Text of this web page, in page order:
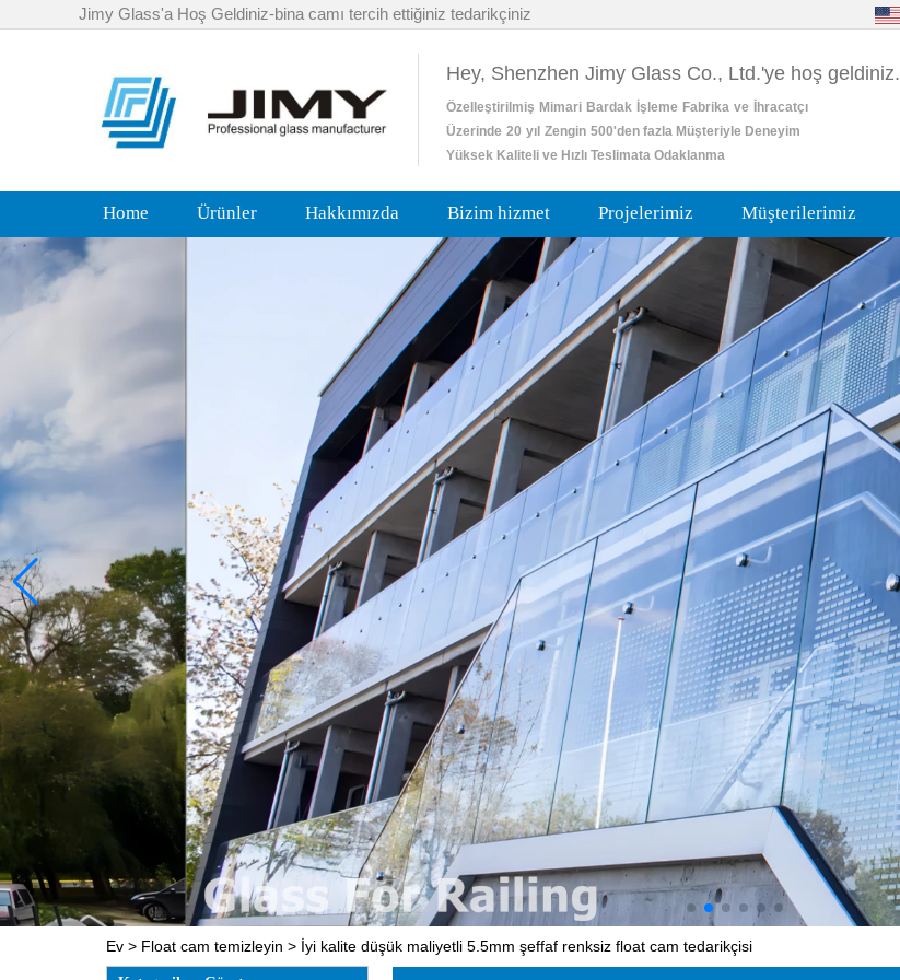
Jimy Glass'a Hoş Geldiniz-bina camı tercih ettiğiniz tedarikçiniz
Hey, Shenzhen Jimy Glass Co., Ltd.'ye hoş geldiniz.
Özelleştirilmiş Mimari Bardak İşleme Fabrika ve
İhracatçı
Üzerinde 20 yıl Zengin 500'den fazla Müşteriyle Deneyim
Yüksek Kaliteli ve Hızlı Teslimata Odaklanma
Home Ürünler Hakkımızda Bizim hizmet Projelerimiz Müşterilerimiz
Ev > Float cam temizleyin > İyi kalite düşük maliyetli 5.5mm şeffaf renksiz float cam tedarikçisi